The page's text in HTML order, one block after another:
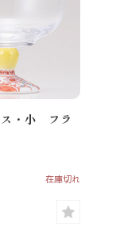
ス・小 フラ
在庫切れ